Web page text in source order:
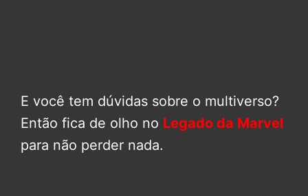
E você tem dúvidas sobre o multiverso?
Então fica de olho no Legado da Marvel
para não perder nada.